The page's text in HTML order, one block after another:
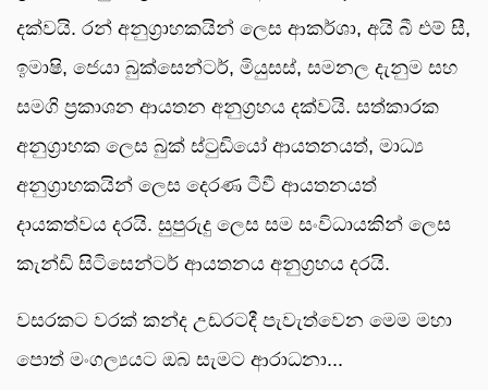
දක්වයි. රන් අනුග්‍රාහකයින් ලෙස ආකර්ශා, අයි බී එම් සී,
ඉමාෂි, ජෙයා බුක්සෙන්ටර්, මියුසස්, සමනල දැනුම සහ
සමගි ප්‍රකාශන ආයතන අනුග්‍රහය දක්වයි. සත්කාරක
අනුග්‍රාහක ලෙස බුක් ස්ටුඩියෝ ආයතනයත්, මාධ්‍ය
අනුග්‍රාහකයින් ලෙස දෙරණ ටීවී ආයතනයත්
දායකත්වය දරයි. සුපුරුදු ලෙස සම සංවිධායකින් ලෙස
කැන්ඩි සිටිසෙන්ටර් ආයතනය අනුග්‍රහය දරයි.
වසරකට වරක් කන්ද උඩරටදී පැවැත්වෙන මෙම මහා
පොත් මංගල්‍යයට ඔබ සැමට ආරාධනා...